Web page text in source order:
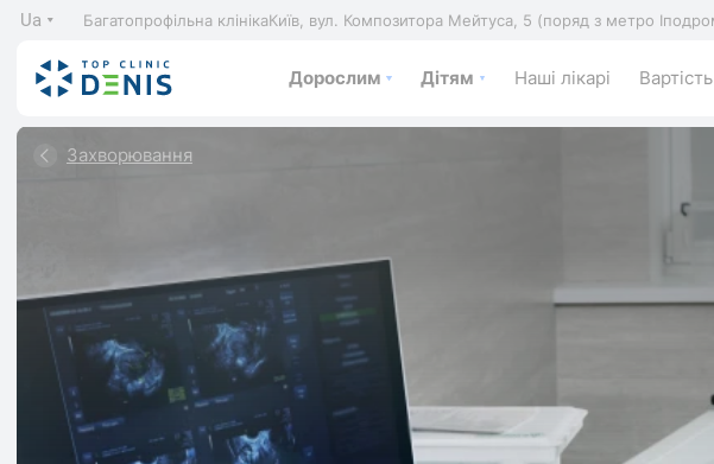
Ua Багатопрофільна клінікаКиїв, вул. Композитора Мейтуса, 5 (поряд з метро
Дорослим Дітям Наші лікарі Вартість
Захворювання